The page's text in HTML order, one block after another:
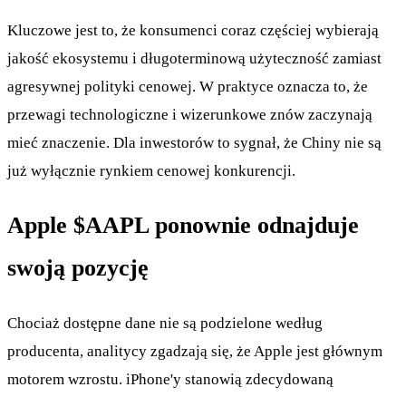
Kluczowe jest to, że konsumenci coraz częściej wybierają
jakość ekosystemu i długoterminową użyteczność zamiast
agresywnej polityki cenowej. W praktyce oznacza to, że
przewagi technologiczne i wizerunkowe znów zaczynają
mieć znaczenie. Dla inwestorów to sygnał, że Chiny nie są
już wyłącznie rynkiem cenowej konkurencji.
Apple $AAPLponownie odnajduje
swoją pozycję
Chociaż dostępne dane nie są podzielone według
producenta, analitycy zgadzają się, że Apple jest głównym
motorem wzrostu. iPhone'y stanowią zdecydowaną